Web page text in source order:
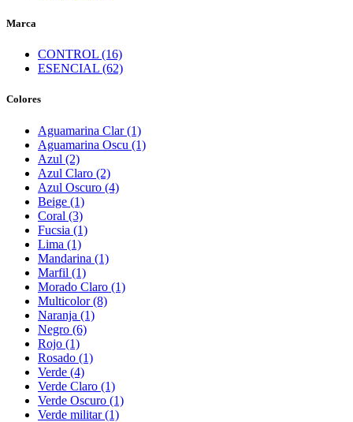
Marca
CONTROL (16)
ESENCIAL (62)
Colores
Aguamarina Clar (1)
Aguamarina Oscu (1)
Azul (2)
Azul Claro (2)
Azul Oscuro (4)
Beige (1)
Coral (3)
Fucsia (1)
Lima (1)
Mandarina (1)
Marfil (1)
Morado Claro (1)
Multicolor (8)
Naranja (1)
Negro (6)
Rojo (1)
Rosado (1)
Verde (4)
Verde Claro (1)
Verde Oscuro (1)
Verde militar (1)